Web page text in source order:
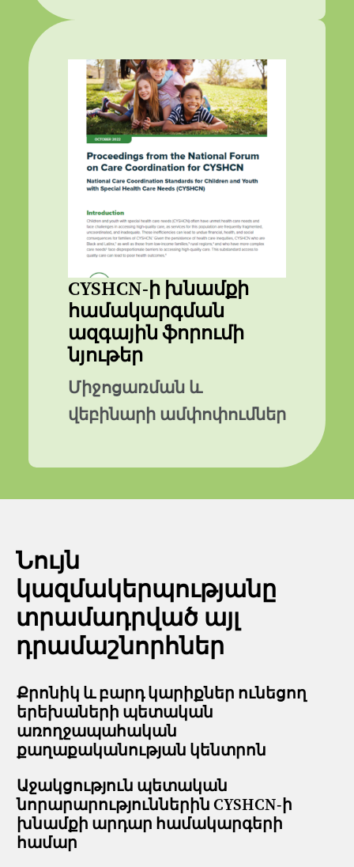
CYSHCN-ի խնամքի
համակարգման
ազգային ֆորումի
նյութեր
Միջոցառման և
վեբինարի ամփոփումներ
Նույն
կազմակերպությանը
տրամադրված այլ
դրամաշնորհներ
Քրոնիկ և բարդ կարիքներ ունեցող
երեխաների պետական
առողջապահական
քաղաքականության կենտրոն
Աջակցություն պետական
նորարարություններին CYSHCN-ի
խնամքի արդար համակարգերի
համար